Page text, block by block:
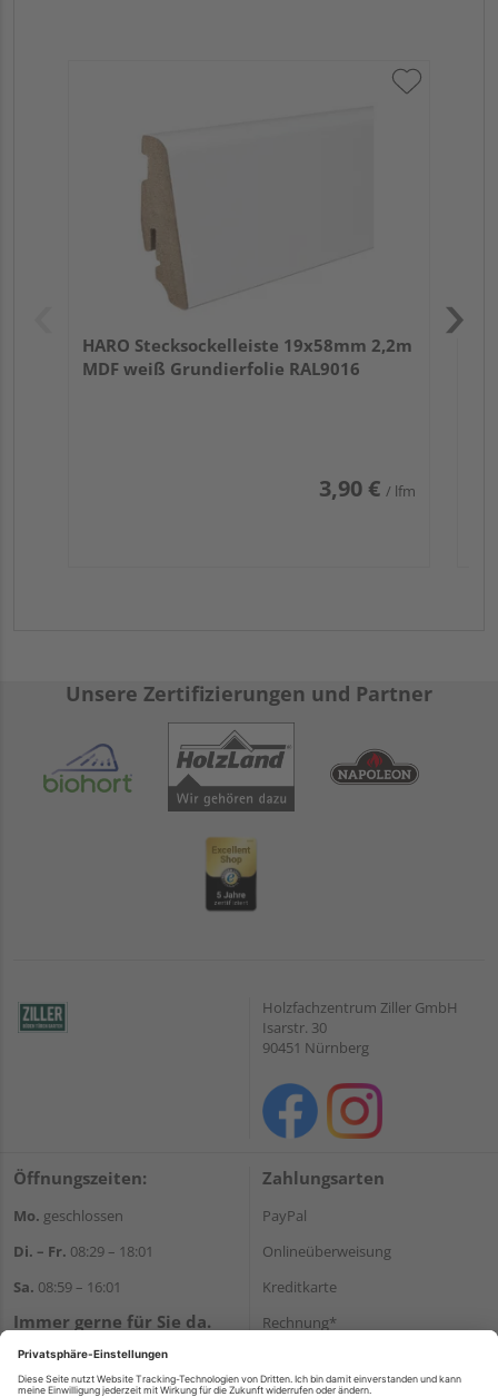
HARO Stecksockelleiste 19x58mm 2,2m
MDF weiß Grundierfolie RAL9016
3,90 € / lfm
Unsere Zertifizierungen und Partner
Holzfachzentrum Ziller GmbH
Isarstr. 30
90451 Nürnberg
Öffnungszeiten:
Mo. geschlossen
Di. – Fr. 08:29 – 18:01
Sa. 08:59 – 16:01
Immer gerne für Sie da.
E-Mail:kontakt@holzziller.de
Zahlungsarten
PayPal
Onlineüberweisung
Kreditkarte
Rechnung*
Versand